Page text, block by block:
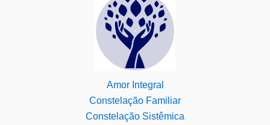
Amor Integral
Constelação Familiar
Constelação Sistêmica